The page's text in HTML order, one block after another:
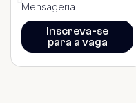
Mensageria
Inscreva-se
para a vaga